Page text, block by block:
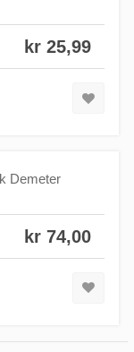
kr 25,99
Demeter
kr 74,00